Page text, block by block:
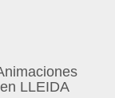
LLEIDA